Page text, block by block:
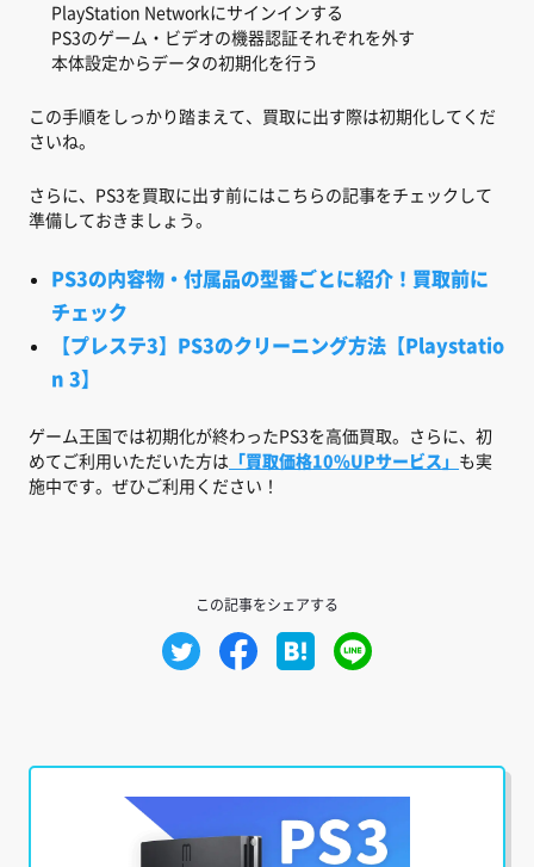
PlayStation Networkにサインインする
PS3のゲーム・ビデオの機器認証それぞれを外す
本体設定からデータの初期化を行う
この手順をしっかり踏まえて、買取に出す際は初期化してくだ
さいね。
さらに、PS3を買取に出す前にはこちらの記事をチェックして
準備しておきましょう。
PS3の内容物・付属品の型番ごとに紹介！買取前に
チェック
【プレステ3】PS3のクリーニング方法【Playstatio
n 3】
ゲーム王国では初期化が終わったPS3を高価買取。さらに、初
めてご利用いただいた方は 「買取価格10%UPサービス」 も実
施中です。ぜひご利用ください！